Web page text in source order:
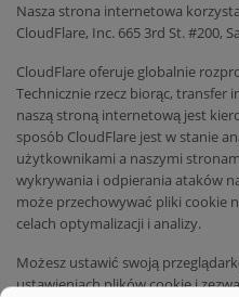
Nasza strona internetowa
CloudFlare, Inc. 665 3rd St. #200,
CloudFlare oferuje globalnie
Technicznie rzecz biorąc, transfer
naszą stroną internetową jest
sposób CloudFlare jest w stanie
użytkownikami a naszymi
wykrywania i odpierania ataków
może przechowywać pliki cookie
celach optymalizacji i analizy.
Możesz ustawić swoją
ustawieniach plików cookie i